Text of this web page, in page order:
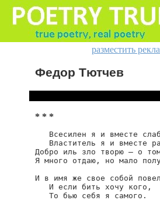
разместить
Федор Тютчев
* * *
Всесилен я и вместе
Властитель я и вместе
Добро иль зло творю — о
Я много отдаю, но мало
И в имя же свое собой
   И если бить хочу кого,
   То бью себя я самого.